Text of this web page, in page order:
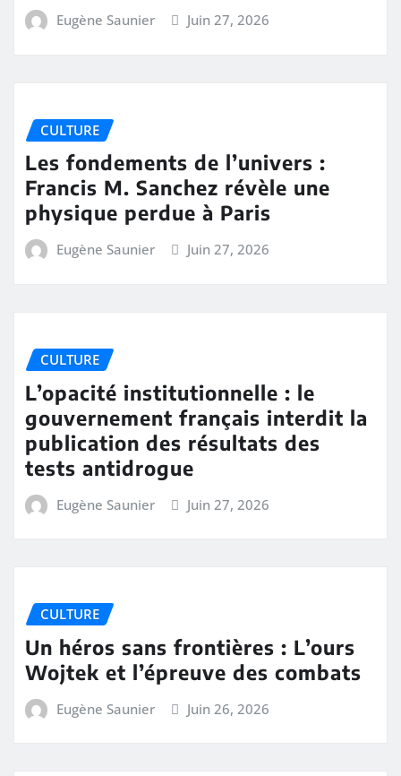
Eugène Saunier Juin 27, 2026
CULTURE
Les fondements de l’univers :
Francis M. Sanchez révèle une
physique perdue à Paris
Eugène Saunier Juin 27, 2026
CULTURE
L’opacité institutionnelle : le
gouvernement français interdit la
publication des résultats des
tests antidrogue
Eugène Saunier Juin 27, 2026
CULTURE
Un héros sans frontières : L’ours
Wojtek et l’épreuve des combats
Eugène Saunier Juin 26, 2026